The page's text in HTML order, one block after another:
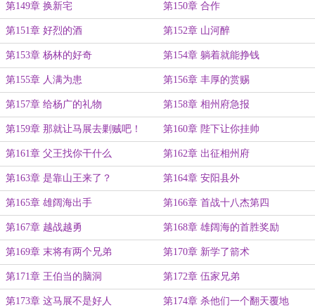
第149章 换新宅 第150章 合作
第151章 好烈的酒 第152章 山河醉
第153章 杨林的好奇 第154章 躺着就能挣钱
第155章 人满为患 第156章 丰厚的赏赐
第157章 给杨广的礼物 第158章 相州府急报
第159章 那就让马展去剿贼吧！ 第160章 陛下让你挂帅
第161章 父王找你干什么 第162章 出征相州府
第163章 是靠山王来了？ 第164章 安阳县外
第165章 雄阔海出手 第166章 首战十八杰第四
第167章 越战越勇 第168章 雄阔海的首胜奖励
第169章 末将有两个兄弟 第170章 新学了箭术
第171章 王伯当的脑洞 第172章 伍家兄弟
第173章 这马展不是好人 第174章 杀他们一个翻天覆地